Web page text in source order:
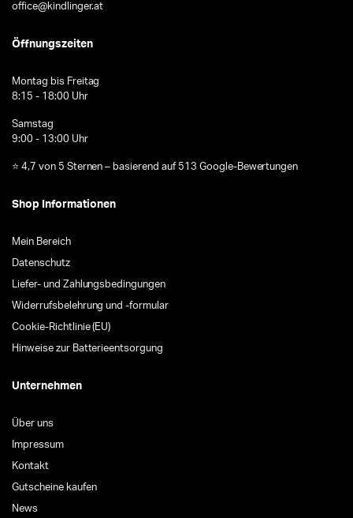
office@kindlinger.at
Öffnungszeiten
Montag bis Freitag
8:15 - 18:00 Uhr
Samstag
9:00 - 13:00 Uhr
⭐ 4,7 von 5 Sternen – basierend auf 513 Google-Bewertungen
Shop Informationen
Mein Bereich
Datenschutz
Liefer- und Zahlungsbedingungen
Widerrufsbelehrung und -formular
Cookie-Richtlinie (EU)
Hinweise zur Batterieentsorgung
Unternehmen
Über uns
Impressum
Kontakt
Gutscheine kaufen
News